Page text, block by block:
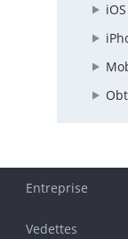
Entreprise
Vedettes